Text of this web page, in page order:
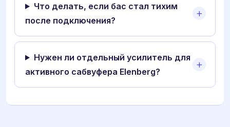
Что делать, если бас стал тихим
после подключения?
Нужен ли отдельный усилитель для
активного сабвуфера Elenberg?